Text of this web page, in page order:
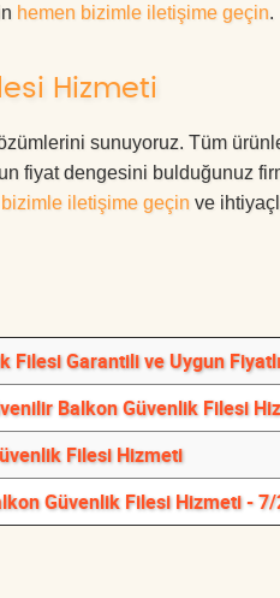
hemen bizimle iletişime geçin.
Hizmeti
sunuyoruz. Tüm
fiyat dengesini bulduğunuz
bizimle iletişime geçin ve
Filesi Garantili ve Uygun
Balkon Güvenlik Filesi
Filesi Hizmeti
Güvenlik Filesi Hizmeti -